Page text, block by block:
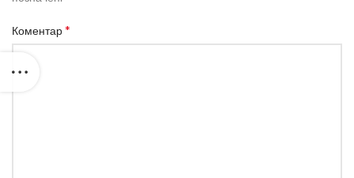
Коментар*